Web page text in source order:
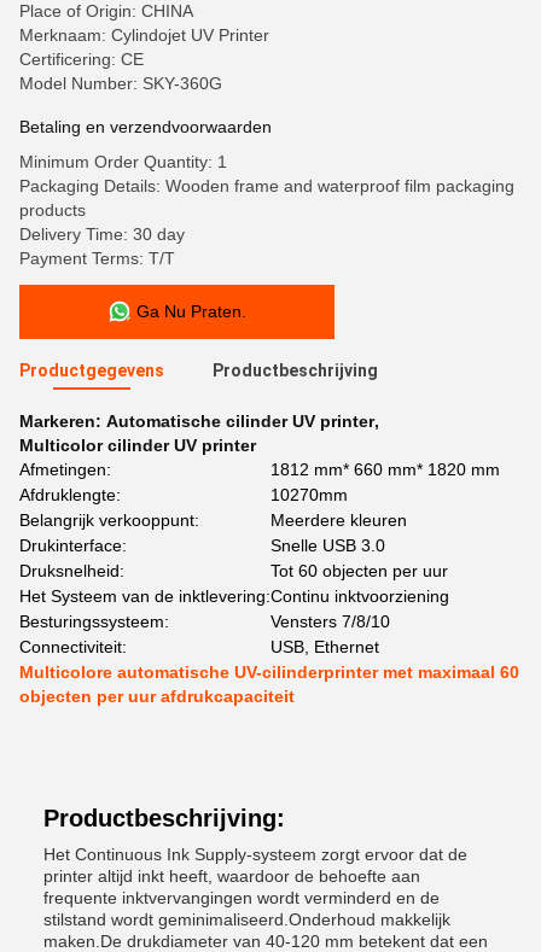
Place of Origin: CHINA
Merknaam: Cylindojet UV Printer
Certificering: CE
Model Number: SKY-360G
Betaling en verzendvoorwaarden
Minimum Order Quantity: 1
Packaging Details: Wooden frame and waterproof film packaging
products
Delivery Time: 30 day
Payment Terms: T/T
Ga Nu Praten.
Productgegevens Productbeschrijving
Markeren: Automatische cilinder UV printer,
Multicolor cilinder UV printer
Afmetingen:
1812 mm* 660 mm* 1820 mm
Afdruklengte:
10270mm
Belangrijk verkooppunt:
Meerdere kleuren
Drukinterface:
Snelle USB 3.0
Druksnelheid:
Tot 60 objecten per uur
Het Systeem van de inktlevering:Continu inktvoorziening
Besturingssysteem:
Vensters 7/8/10
Connectiviteit:
USB, Ethernet
Multicolore automatische UV-cilinderprinter met maximaal 60
objecten per uur afdrukcapaciteit
Productbeschrijving:
Het Continuous Ink Supply-systeem zorgt ervoor dat de
printer altijd inkt heeft, waardoor de behoefte aan
frequente inktvervangingen wordt verminderd en de
stilstand wordt geminimaliseerd.Onderhoud makkelijk
maken.De drukdiameter van 40-120 mm betekent dat een